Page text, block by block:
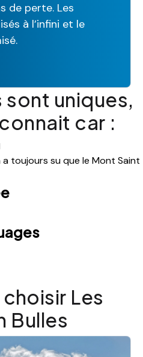
de perte. Les
à l’infini et le
uniques,
car :
a toujours su que le Mont Saint
Les
Bulles